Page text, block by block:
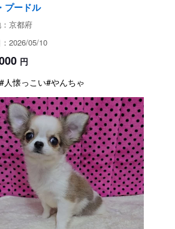
されています。
日程でご決定ください。
犬、紀州犬、甲斐犬、北海
しができるものとする特例
動物愛護管理法第21条の4に
る
すよう、お願いいたします。
プードル
京都府
2026/05/10
円
#人懐っこい#やんちゃ